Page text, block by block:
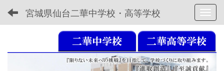
宮城県仙台二華中学校・高等学校